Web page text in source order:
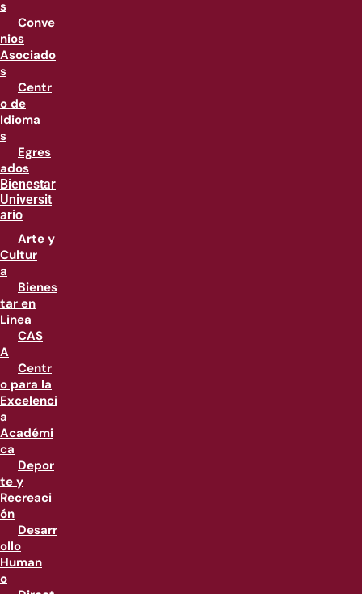
s
Conve
nios
Asociado
s
Centr
o de
Idioma
s
Egres
ados
Bienestar
Universit
ario
Arte y
Cultur
a
Bienes
tar en
Linea
CAS
A
Centr
o para la
Excelenci
a
Académi
ca
Depor
te y
Recreaci
ón
Desarr
ollo
Human
o